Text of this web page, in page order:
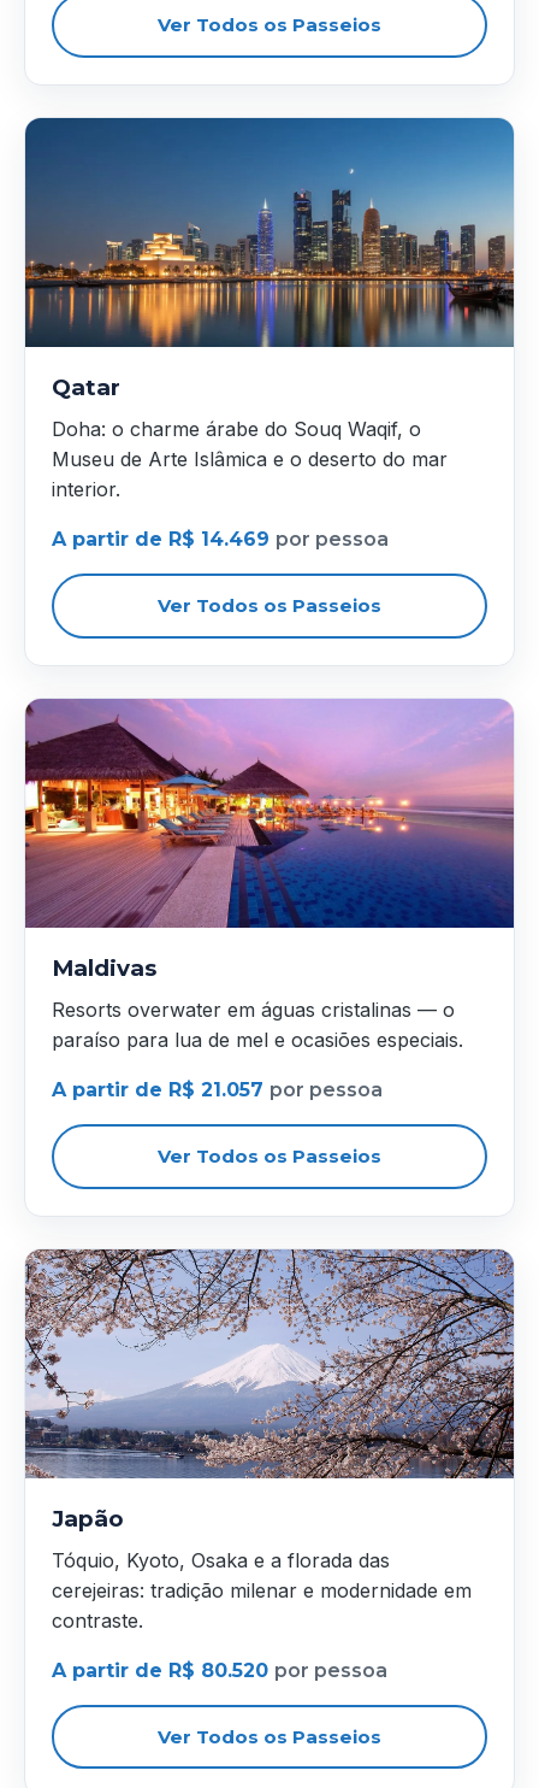
Ver Todos os Passeios
Qatar
Doha: o charme árabe do Souq Waqif, o
Museu de Arte Islâmica e o deserto do mar
interior.
A partir de R$ 14.469 por pessoa
Ver Todos os Passeios
Maldivas
Resorts overwater em águas cristalinas — o
paraíso para lua de mel e ocasiões especiais.
A partir de R$ 21.057 por pessoa
Ver Todos os Passeios
Japão
Tóquio, Kyoto, Osaka e a florada das
cerejeiras: tradição milenar e modernidade em
contraste.
A partir de R$ 80.520 por pessoa
Ver Todos os Passeios